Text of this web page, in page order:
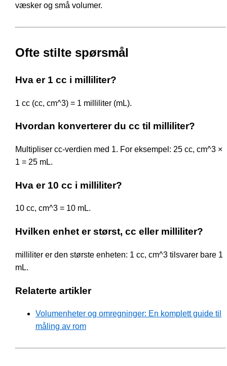
væsker og små volumer.
Ofte stilte spørsmål
Hva er 1 cc i milliliter?
1 cc (cc, cm^3) = 1 milliliter (mL).
Hvordan konverterer du cc til milliliter?
Multipliser cc-verdien med 1. For eksempel: 25 cc, cm^3 ×
1 = 25 mL.
Hva er 10 cc i milliliter?
10 cc, cm^3 = 10 mL.
Hvilken enhet er størst, cc eller milliliter?
milliliter er den største enheten: 1 cc, cm^3 tilsvarer bare 1
mL.
Relaterte artikler
Volumenheter og omregninger: En komplett guide til
måling av rom